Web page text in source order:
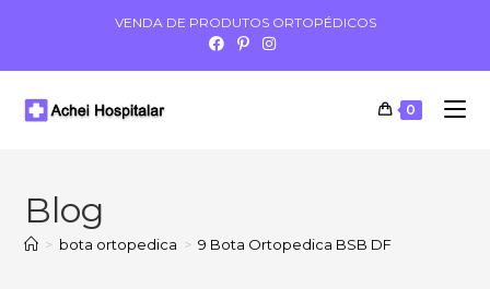
VENDA DE PRODUTOS ORTOPÉDICOS
0
Blog
> bota ortopedica > 9 Bota Ortopedica BSB DF